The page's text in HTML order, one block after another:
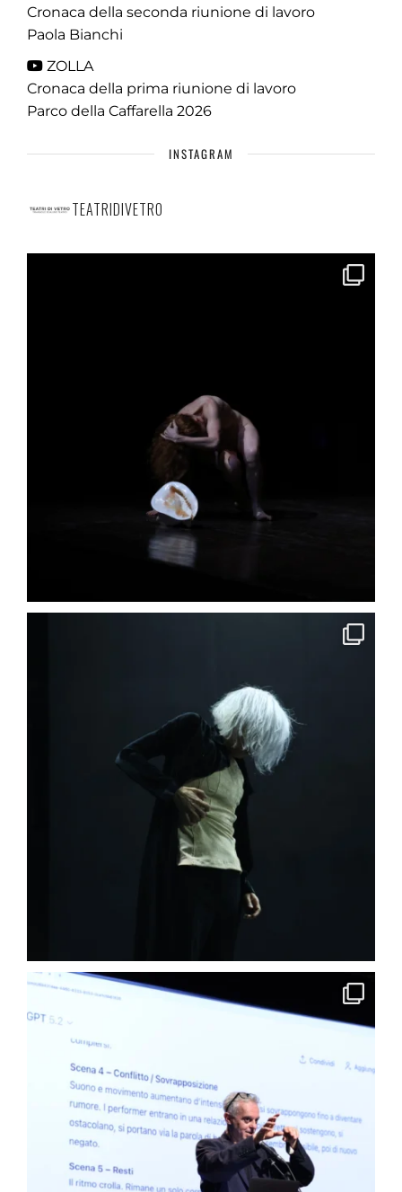
Cronaca della seconda riunione di lavoro
Paola Bianchi
ZOLLA
Cronaca della prima riunione di lavoro
Parco della Caffarella 2026
INSTAGRAM
TEATRIDIVETRO